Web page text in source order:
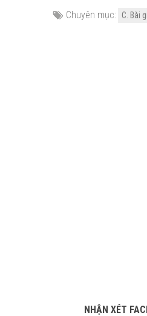
Chuyên mục: C. Bài
NHẬN XÉT